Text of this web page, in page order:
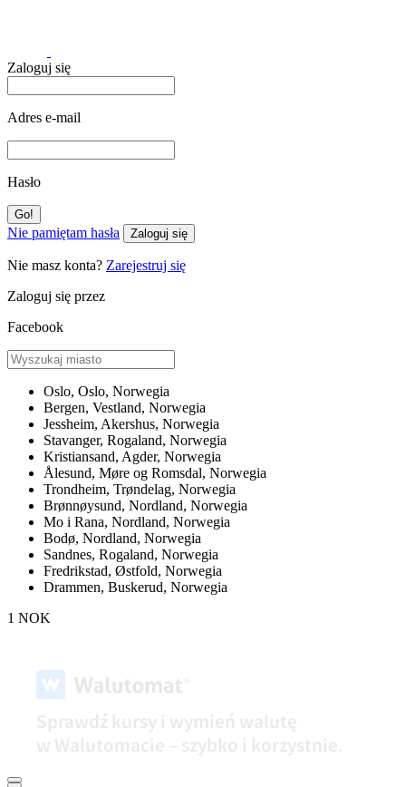
Zaloguj się
Adres e-mail
Hasło
Nie pamiętam hasła Zaloguj się
Nie masz konta? Zarejestruj się
Zaloguj się przez
Facebook
Oslo, Oslo, Norwegia
Bergen, Vestland, Norwegia
Jessheim, Akershus, Norwegia
Stavanger, Rogaland, Norwegia
Kristiansand, Agder, Norwegia
Ålesund, Møre og Romsdal, Norwegia
Trondheim, Trøndelag, Norwegia
Brønnøysund, Nordland, Norwegia
Mo i Rana, Nordland, Norwegia
Bodø, Nordland, Norwegia
Sandnes, Rogaland, Norwegia
Fredrikstad, Østfold, Norwegia
Drammen, Buskerud, Norwegia
1 NOK